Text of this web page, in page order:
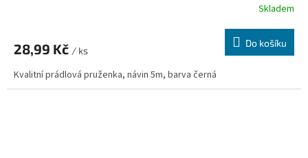
Skladem
28,99 Kč / ks
Do košíku
Kvalitní prádlová pruženka, návin 5m, barva černá